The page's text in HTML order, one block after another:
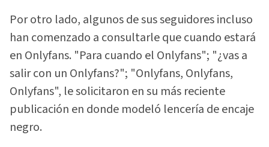
Por otro lado, algunos de sus seguidores incluso
han comenzado a consultarle que cuando estará
en Onlyfans. "Para cuando el Onlyfans"; "¿vas a
salir con un Onlyfans?"; "Onlyfans, Onlyfans,
Onlyfans", le solicitaron en su más reciente
publicación en donde modeló lencería de encaje
negro.